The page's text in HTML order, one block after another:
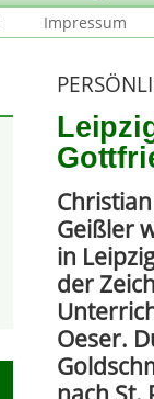
Impressum
Geißler
in
der
Oeser.